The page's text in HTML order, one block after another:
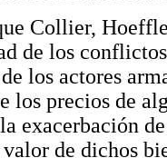
Collier,
de los
los actores
los precios de
exacerbación
de dichos